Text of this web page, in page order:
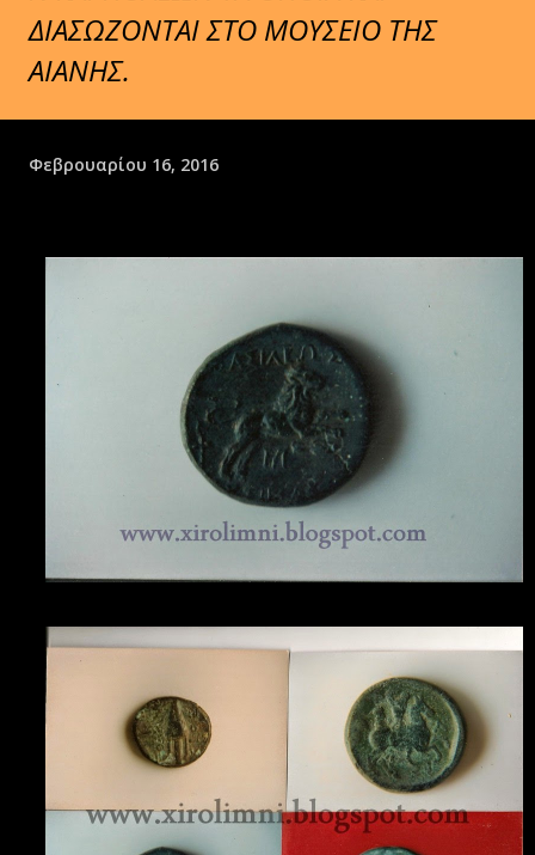
ΔΙΑΣΩΖΟΝΤΑΙ ΣΤΟ ΜΟΥΣΕΙΟ ΤΗΣ
ΑΙΑΝΗΣ.
Φεβρουαρίου 16, 2016